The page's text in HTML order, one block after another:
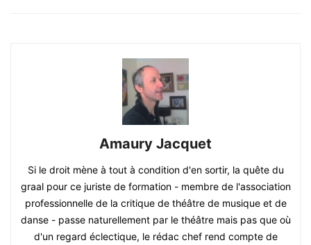
Amaury Jacquet
Si le droit mène à tout à condition d'en sortir, la quête du
graal pour ce juriste de formation - membre de l'association
professionnelle de la critique de théâtre de musique et de
danse - passe naturellement par le théâtre mais pas que où
d'un regard éclectique, le rédac chef rend compte de